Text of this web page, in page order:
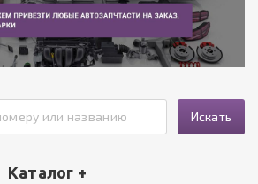
Искать
Каталог +